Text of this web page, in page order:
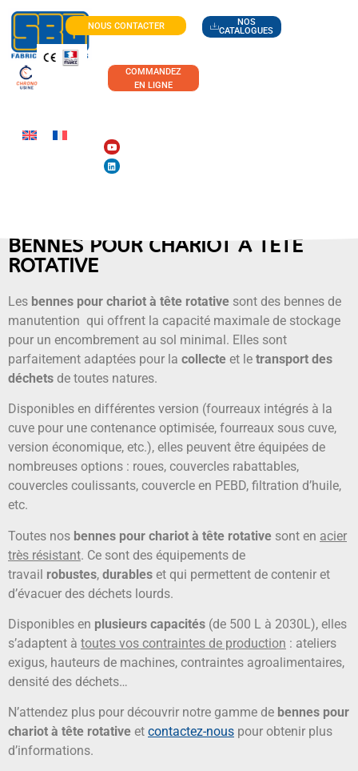
NOUS CONTACTER
NOS
CATALOGUES
COMMANDEZ
EN LIGNE
BENNES POUR CHARIOT À TÊTE
ROTATIVE
Les bennes pour chariot à tête rotative sont des bennes de
manutention qui offrent la capacité maximale de stockage
pour un encombrement au sol minimal. Elles sont
parfaitement adaptées pour la collecte et le transport des
déchets de toutes natures.
Disponibles en différentes version (fourreaux intégrés à la
cuve pour une contenance optimisée, fourreaux sous cuve,
version économique, etc.), elles peuvent être équipées de
nombreuses options : roues, couvercles rabattables,
couvercles coulissants, couvercle en PEBD, filtration d’huile,
etc.
Toutes nos bennes pour chariot à tête rotative sont en acier
très résistant. Ce sont des équipements de
travail robustes, durables et qui permettent de contenir et
d’évacuer des déchets lourds.
Disponibles en plusieurs capacités (de 500 L à 2030L), elles
s’adaptent à toutes vos contraintes de production : ateliers
exigus, hauteurs de machines, contraintes agroalimentaires,
densité des déchets…
N’attendez plus pour découvrir notre gamme de bennes pour
chariot à tête rotative et contactez-nous pour obtenir plus
d’informations.